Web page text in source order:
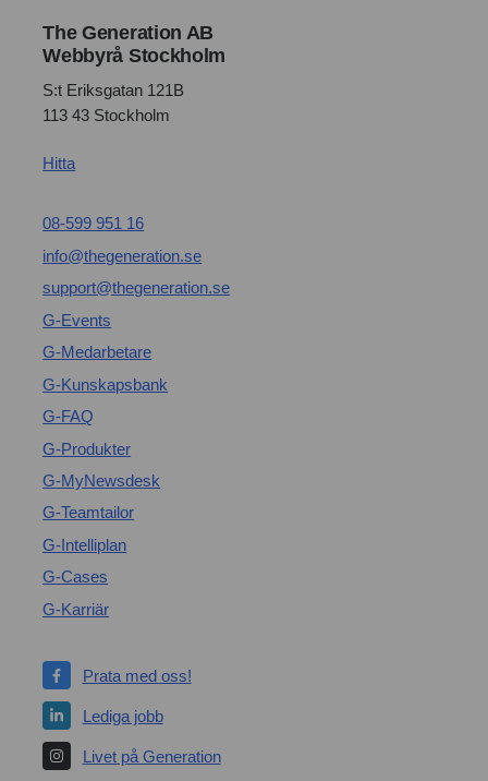
The Generation AB
Webbyrå Stockholm
S:t Eriksgatan 121B
113 43 Stockholm
Hitta
08-599 951 16
info@thegeneration.se
support@thegeneration.se
G-Events
G-Medarbetare
G-Kunskapsbank
G-FAQ
G-Produkter
G-MyNewsdesk
G-Teamtailor
G-Intelliplan
G-Cases
G-Karriär